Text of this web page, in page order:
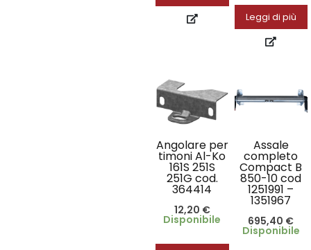
Leggi di più
Angolare per
timoni Al-Ko
161S 251S
251G cod.
364414
12,20 €
Disponibile
Assale
completo
Compact B
850-10 cod
1251991 –
1351967
695,40 €
Disponibile